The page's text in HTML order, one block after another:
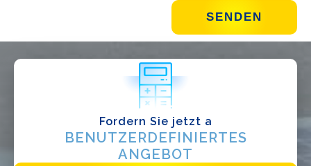
Fordern Sie jetzt a
BENUTZERDEFINIERTES
ANGEBOT
WIE GEHT'S?*
Installateur
Designer
EPC
Verteiler